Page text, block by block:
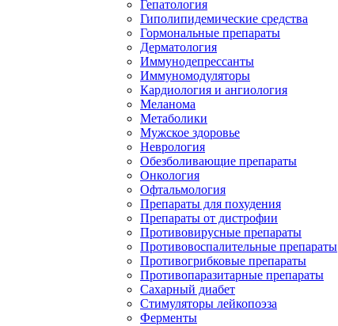
Гепатология
Гиполипидемические средства
Гормональные препараты
Дерматология
Иммунодепрессанты
Иммуномодуляторы
Кардиология и ангиология
Меланома
Метаболики
Мужское здоровье
Неврология
Обезболивающие препараты
Онкология
Офтальмология
Препараты для похудения
Препараты от дистрофии
Противовирусные препараты
Противовоспалительные препараты
Противогрибковые препараты
Противопаразитарные препараты
Сахарный диабет
Стимуляторы лейкопоэза
Ферменты